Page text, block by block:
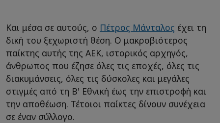
Και μέσα σε αυτούς, ο Πέτρος Μάνταλος έχει τη
δική του ξεχωριστή θέση. Ο μακροβιότερος
παίκτης αυτής της ΑΕΚ, ιστορικός αρχηγός,
άνθρωπος που έζησε όλες τις εποχές, όλες τις
διακυμάνσεις, όλες τις δύσκολες και μεγάλες
στιγμές από τη Β' Εθνική έως την επιστροφή και
την αποθέωση. Τέτοιοι παίκτες δίνουν συνέχεια
σε έναν σύλλογο.